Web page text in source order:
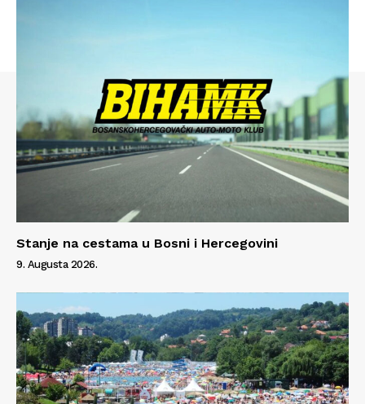
Stanje na cestama u Bosni i Hercegovini
9. Augusta 2026.